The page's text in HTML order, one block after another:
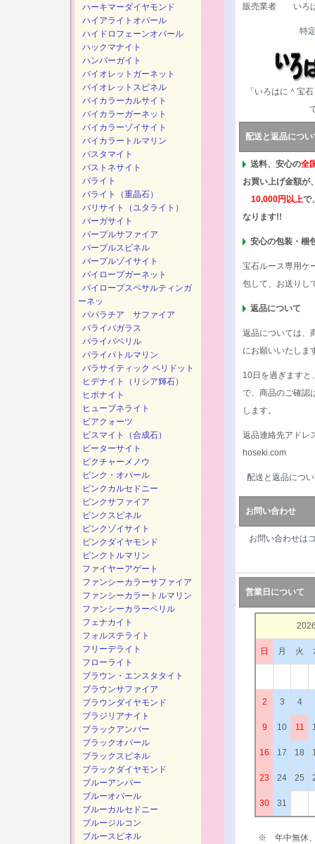
販売業者 いろ
特
「いろはに＾宝
配送と返品につい
送料、安心の全
お買い上げ金額が
10,000円以上で
なります!!
安心の包装・梱
宝石ルース専用ケ
包して、お送りし
返品について
返品については、
にお願いいたしま
10日を過ぎますと
で、商品のご確認
します。
返品連絡先アドレ
hoseki.com
配送と返品につ
お問い合わせ
お問い合わせは
営業日について
日 月 火
2 3 4
9 10 11
16 17 18
23 24 25
30 31
※ 年中無休、
ハーキマーダイヤモンド
ハイアライトオパール
ハイドロフェーンオパール
ハックマナイト
ハンバーガイト
バイオレットガーネット
バイオレットスピネル
バイカラーカルサイト
バイカラーガーネット
バイカラーゾイサイト
バイカラートルマリン
バスタマイト
バストネサイト
バライト
バライト（重晶石）
バリサイト（ユタライト）
パーガサイト
パープルサファイア
パープルスピネル
パープルゾイサイト
パイロープガーネット
パイロープスペサルティンガ
ーネッ
パパラチア サファイア
パライバガラス
パライバベリル
パライパトルマリン
パラサイティック ペリドット
ヒデナイト（リシア輝石）
ヒボナイト
ヒューブネライト
ビアクォーツ
ビスマイト（合成石）
ピーターサイト
ピクチャーメノウ
ピンク・オパール
ピンクカルセドニー
ピンクサファイア
ピンクスピネル
ピンクゾイサイト
ピンクダイヤモンド
ピンクトルマリン
ファイヤーアゲート
ファンシーカラーサファイア
ファンシーカラートルマリン
ファンシーカラーベリル
フェナカイト
フォルステライト
フリーデライト
フローライト
ブラウン・エンスタタイト
ブラウンサファイア
ブラウンダイヤモンド
ブラジリアナイト
ブラックアンバー
ブラックオパール
ブラックスピネル
ブラックダイヤモンド
ブルーアンバー
ブルーオパール
ブルーカルセドニー
ブルージルコン
ブルースピネル